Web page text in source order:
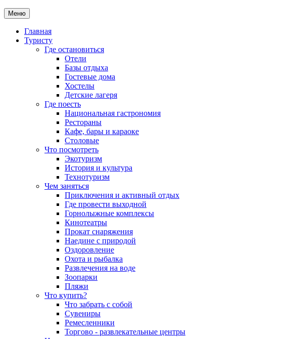
Меню
Главная
Туристу
Где остановиться
Отели
Базы отдыха
Гостевые дома
Хостелы
Детские лагеря
Где поесть
Национальная гастрономия
Рестораны
Кафе, бары и караоке
Столовые
Что посмотреть
Экотуризм
История и культура
Технотуризм
Чем заняться
Приключения и активный отдых
Где провести выходной
Горнолыжные комплексы
Кинотеатры
Прокат снаряжения
Наедине с природой
Оздоровление
Охота и рыбалка
Развлечения на воде
Зоопарки
Пляжи
Что купить?
Что забрать с собой
Сувениры
Ремесленники
Торгово - развлекательные центры